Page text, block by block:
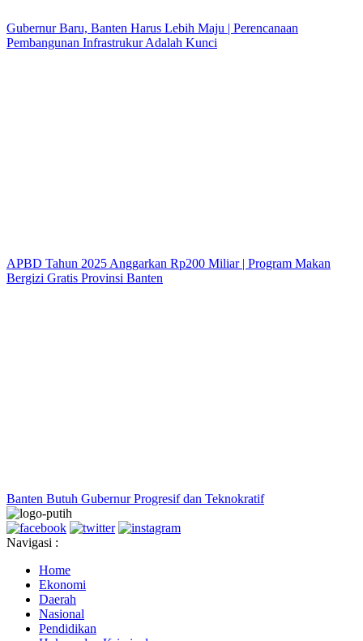
Gubernur Baru, Banten Harus Lebih Maju | Perencanaan
Pembangunan Infrastrukur Adalah Kunci
APBD Tahun 2025 Anggarkan Rp200 Miliar | Program Makan
Bergizi Gratis Provinsi Banten
Banten Butuh Gubernur Progresif dan Teknokratif
Navigasi :
Home
Ekonomi
Daerah
Nasional
Pendidikan